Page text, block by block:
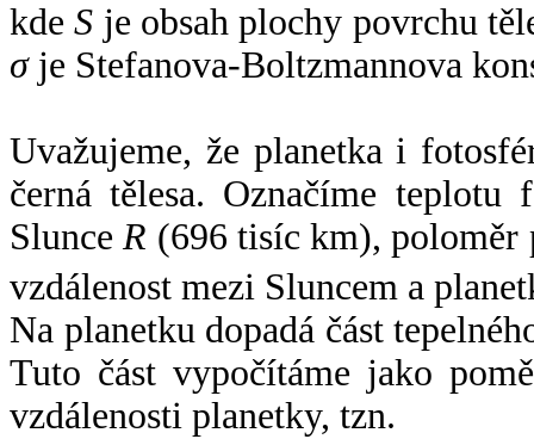
kdeS je obsah plochy povrchu
σje Stefanova-Boltzmannova
Uvažujeme, že planetka i
černá tělesa. Označíme
SlunceR (696 tisíc km),
vzdálenost mezi Sluncem a
Na planetku dopadá část
Tuto část vypočítáme jako
vzdálenosti planetky, tzn.